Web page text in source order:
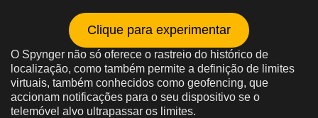
Clique para experimentar
O Spynger não só oferece o rastreio do histórico de
localização, como também permite a definição de limites
virtuais, também conhecidos como geofencing, que
accionam notificações para o seu dispositivo se o
telemóvel alvo ultrapassar os limites.